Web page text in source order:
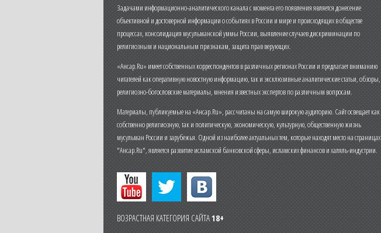
Задачами информационно-аналитического канала с момента его появления является донесение
объективной и достоверной информации о событиях в России и мире и происходящих в обществе
процессах, консолидация мусульманской уммы России, выявление случаев дискриминации по
религиозным и национальным признакам, защита прав верующих.
«Ансар.Ru» имеет собственных корреспондентов в различных регионах России и предлагает вниманию
читателей как оперативную новостную информацию, так и эксклюзивные аналитические статьи, обзоры,
религиозно-богословские материалы, мнения известных экспертов по различным вопросам.
Материалы, публикуемые на «Ансар.Ru», рассчитаны на самую широкую аудиторию. Сайт освещает как
собственно религиозную, так и политическую, экономическую, культурную, общественную жизнь
мусульман России и зарубежья. Одной из наиболее актуальных тем, которые находят место на страницах
"Ансар.Ru", является развитие исламской банковской сферы, исламских финансов и халяль-индустрии.
ВОЗРАСТНАЯ КАТЕГОРИЯ САЙТА18+